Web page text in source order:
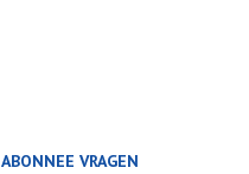
ABONNEE VRAGEN